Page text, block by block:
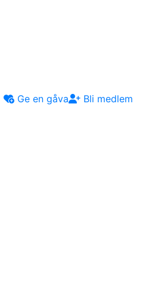
Ge en gåva Bli medlem